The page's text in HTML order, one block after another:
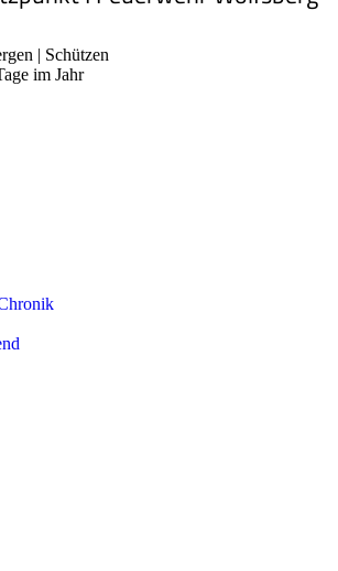
| Schützen
im Jahr